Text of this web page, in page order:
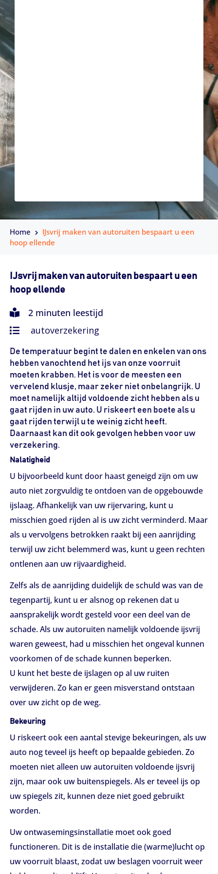
Home
IJsvrij maken van autoruiten bespaart u een
hoop ellende
IJsvrij maken van autoruiten bespaart u een
hoop ellende
2 minuten leestijd
autoverzekering
De temperatuur begint te dalen en enkelen van ons
hebben vanochtend het ijs van onze voorruit
moeten krabben. Het is voor de meesten een
vervelend klusje, maar zeker niet onbelangrijk. U
moet namelijk altijd voldoende zicht hebben als u
gaat rijden in uw auto. U riskeert een boete als u
gaat rijden terwijl u te weinig zicht heeft.
Daarnaast kan dit ook gevolgen hebben voor uw
verzekering.
Nalatigheid
U bijvoorbeeld kunt door haast geneigd zijn om uw
auto niet zorgvuldig te ontdoen van de opgebouwde
ijslaag. Afhankelijk van uw rijervaring, kunt u
misschien goed rijden al is uw zicht verminderd. Maar
als u vervolgens betrokken raakt bij een aanrijding
terwijl uw zicht belemmerd was, kunt u geen rechten
ontlenen aan uw rijvaardigheid.
Zelfs als de aanrijding duidelijk de schuld was van de
tegenpartij, kunt u er alsnog op rekenen dat u
aansprakelijk wordt gesteld voor een deel van de
schade. Als uw autoruiten namelijk voldoende ijsvrij
waren geweest, had u misschien het ongeval kunnen
voorkomen of de schade kunnen beperken.
U kunt het beste de ijslagen op al uw ruiten
verwijderen. Zo kan er geen misverstand ontstaan
over uw zicht op de weg.
Bekeuring
U riskeert ook een aantal stevige bekeuringen, als uw
auto nog teveel ijs heeft op bepaalde gebieden. Zo
moeten niet alleen uw autoruiten voldoende ijsvrij
zijn, maar ook uw buitenspiegels. Als er teveel ijs op
uw spiegels zit, kunnen deze niet goed gebruikt
worden.
Uw ontwasemingsinstallatie moet ook goed
functioneren. Dit is de installatie die (warme)lucht op
uw voorruit blaast, zodat uw beslagen voorruit weer